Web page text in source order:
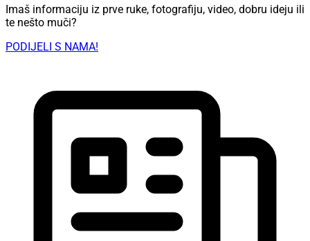
Imaš informaciju iz prve ruke, fotografiju, video, dobru ideju ili
te nešto muči?
PODIJELI S NAMA!